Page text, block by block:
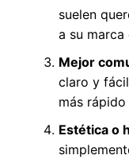
suelen
a su marca
Mejor
claro y
más
Estética o